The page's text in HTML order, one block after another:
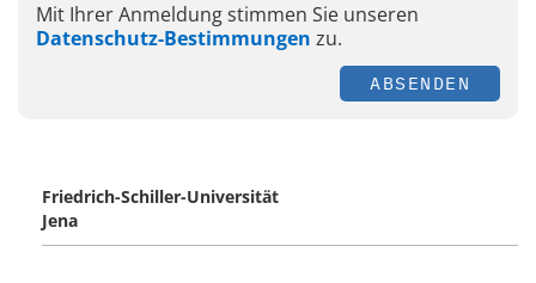
Mit Ihrer Anmeldung stimmen Sie unseren
Datenschutz-Bestimmungen zu.
ABSENDEN
Friedrich-Schiller-Universität
Jena